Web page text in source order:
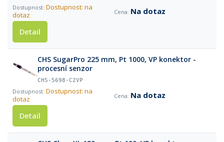
Dostupnost: na
dotaz
Na dotaz
Detail
CHS SugarPro 225 mm, Pt 1000, VP konektor -
procesní senzor
CHS-5698-C2VP
Dostupnost: na
dotaz
Na dotaz
Detail